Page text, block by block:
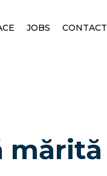
JOBS CONTACT
mărită